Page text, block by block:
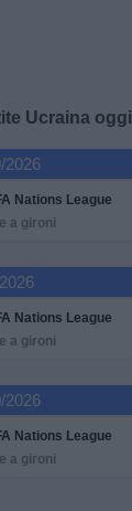
Ucrainaoggi
2026
Nations League
a gironi
Nations League
a gironi
2026
Nations League
a gironi